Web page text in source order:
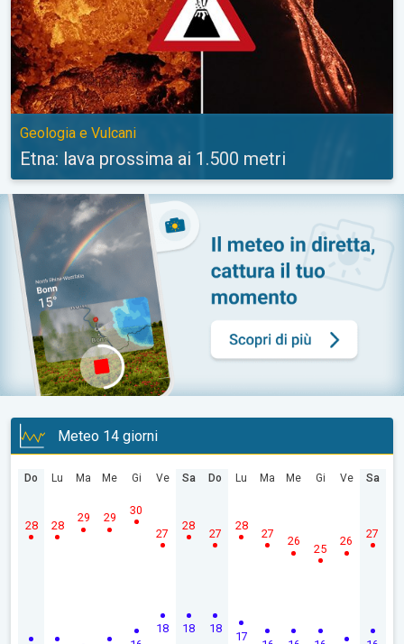
Geologia e Vulcani
Etna: lava prossima ai 1.500 metri
Meteo 14 giorni
Do
28
Lu
28
Ma
29
Me
29
Gi
30
Ve
18
27
Sa
18
28
Do
18
27
Lu
17
28
Ma
27
Me
26
Gi
25
Ve
26
Sa
27